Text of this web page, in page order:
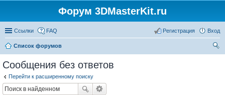
Форум 3DMasterKit.ru
Ссылки FAQ Вход
Регистрация
Список форумов
Сообщения без ответов
Перейти к расширенному поиску